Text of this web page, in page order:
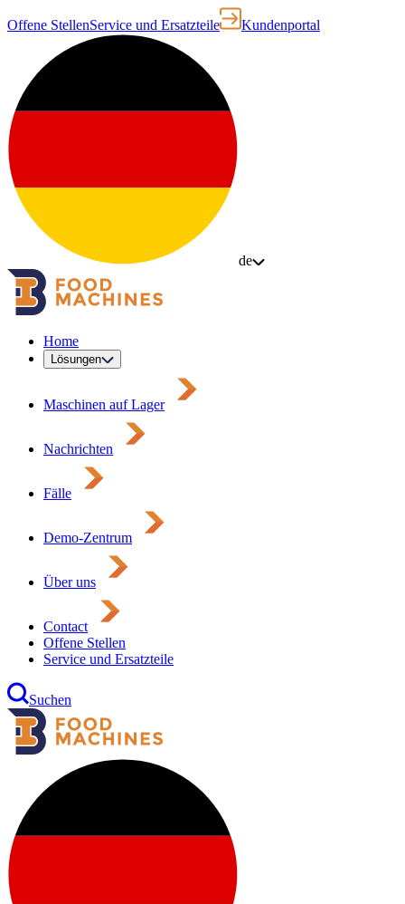
Offene StellenService und Ersatzteile Kundenportal
de
Home
Lösungen
Maschinen auf Lager
Nachrichten
Fälle
Demo-Zentrum
Über uns
Contact
Offene Stellen
Service und Ersatzteile
Suchen